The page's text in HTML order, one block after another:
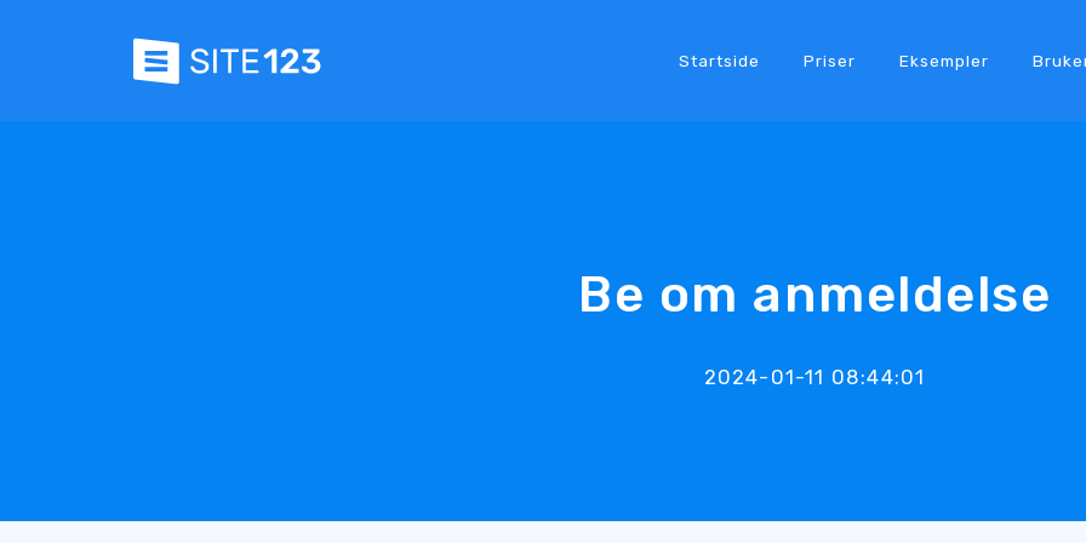
Startside Priser Eksempler
Be om anmeldelse
2024-01-11 08:44:01